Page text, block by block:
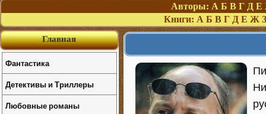
Авторы: А Б В Г Д Е
Книги: А Б В Г Д Е Ж З
Главная
Фантастика
Детективы и Триллеры
Любовные романы